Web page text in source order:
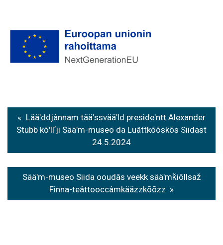
Post
navigation
Lääʹddjânnam tääʹssvääʹld presideʹntt Alexander
Stubb kõʹllʼji Sääʹm-museo da Luâttkõõskõs Siidast
24.5.2024
Sääʹm-museo Siida ooudâs veekk sääʹmǩiõllsaž
Finna-teâttooccâmkääzzkõõzz